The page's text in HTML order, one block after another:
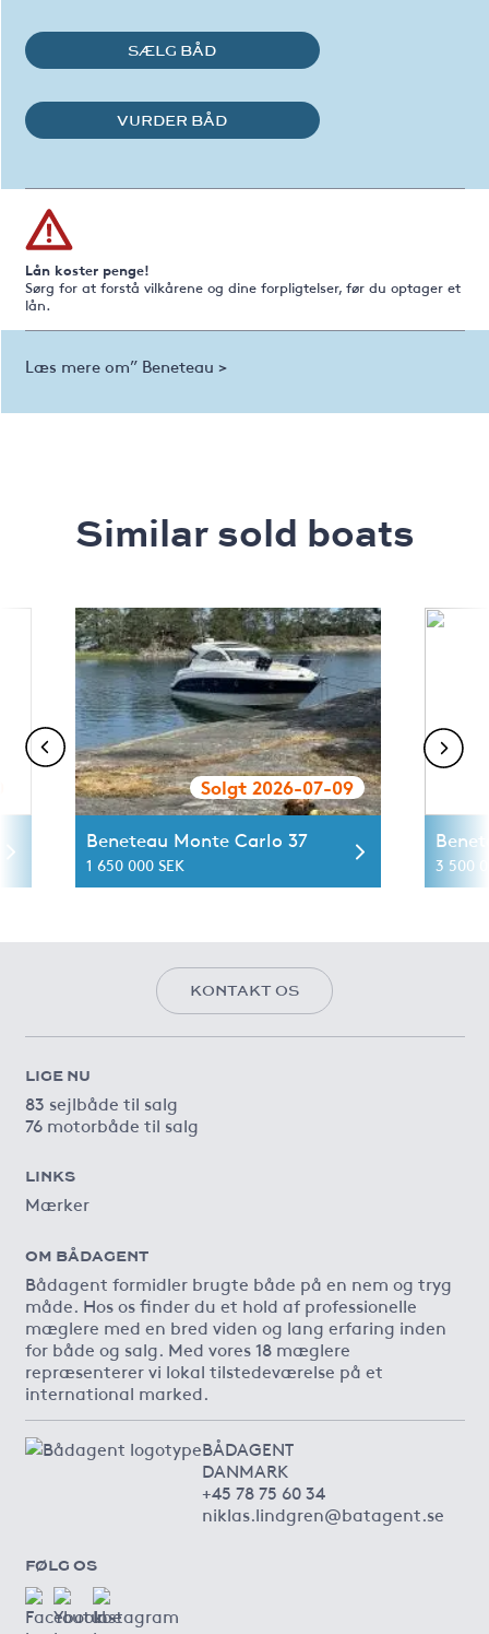
SÆLG BÅD
VURDER BÅD
Lån koster penge!
Sørg for at forstå vilkårene og dine forpligtelser, før du optager et
lån.
Læs mere om” Beneteau >
Similar sold boats
Solgt 2026-07-09
Beneteau Monte Carlo 37
1 650 000 SEK 3 500
KONTAKT OS
LIGE NU
83 sejlbåde til salg
76 motorbåde til salg
LINKS
Mærker
OM BÅDAGENT
Bådagent formidler brugte både på en nem og tryg
måde. Hos os finder du et hold af professionelle
mæglere med en bred viden og lang erfaring inden
for både og salg. Med vores 18 mæglere
repræsenterer vi lokal tilstedeværelse på et
international marked.
BÅDAGENT
DANMARK
+45 78 75 60 34
niklas.lindgren@batagent.se
FØLG OS